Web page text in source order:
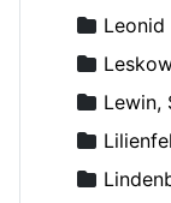
Leonid
Lewin,